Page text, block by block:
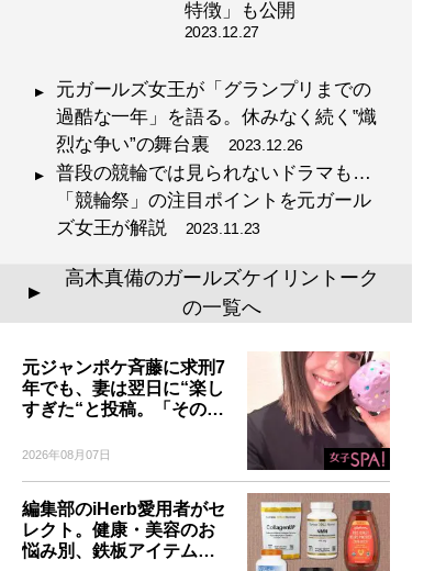
特徴」も公開
2023.12.27
元ガールズ女王が「グランプリまでの
過酷な一年」を語る。休みなく続く‟熾
烈な争い”の舞台裏 2023.12.26
普段の競輪では見られないドラマも…
「競輪祭」の注目ポイントを元ガール
ズ女王が解説 2023.11.23
▲
高木真備のガールズケイリントーク
の一覧へ
元ジャンポケ斉藤に求刑7
年でも、妻は翌日に“楽し
すぎた“と投稿。「その…
2026年08月07日
編集部のiHerb愛用者がセ
レクト。健康・美容のお
悩み別、鉄板アイテム…